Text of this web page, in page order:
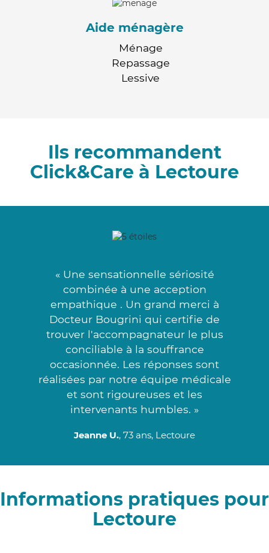
Aide ménagère
Ménage
Repassage
Lessive
Ils recommandent
Click&Care à Lectoure
« Une sensationnelle sériosité
combinée à une acception
empathique . Un grand merci à
Docteur Bougrini qui certifie de
trouver l'accompagnateur le plus
conciliable à la souffrance
occasionnée. Les réponses sont
réalisées par notre équipe médicale
et sont rigoureuses et les
intervenants humbles. »
Jeanne U., 73 ans, Lectoure
Informations pratiques pour
Lectoure